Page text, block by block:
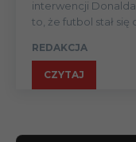
interwencji
to, że futbol stał się
REDAKCJA
CZYTAJ